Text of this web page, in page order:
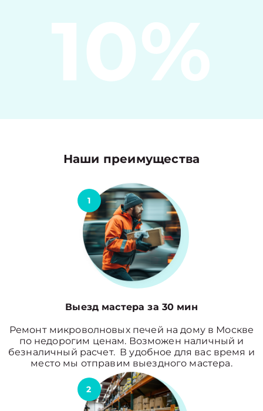
10%
Наши преимущества
1
Выезд мастера за 30 мин
Ремонт микроволновых печей на дому в Москве
по недорогим ценам. Возможен наличный и
безналичный расчет. В удобное для вас время и
место мы отправим выездного мастера.
2